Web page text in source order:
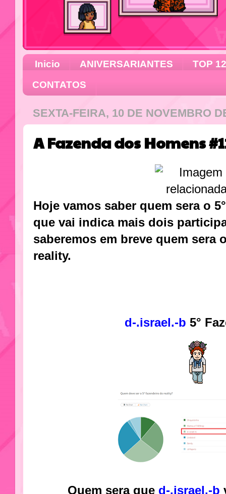
Inicio ANIVERSARIANTES
TOP 12
CONTATOS
SEXTA-FEIRA, 10 DE NOVEMBRO
A Fazenda dos Homens
Hoje vamos saber quem sera o
que vai indica mais dois
saberemos em breve quem sera
reality.
d-.israel.-b 5°
Quem sera que d-.israel.-b